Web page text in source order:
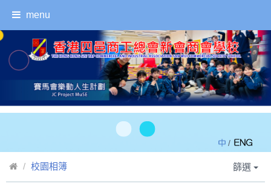
menu
/
校園相簿 篩選